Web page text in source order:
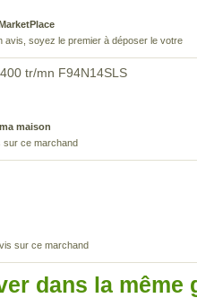
avis, soyez le premier à déposer le votre
tr/mn F94N14SLS
maison
sur ce marchand
sur ce marchand
dans la même